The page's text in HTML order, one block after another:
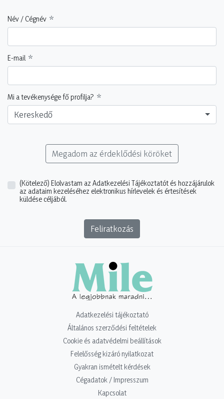
Név / Cégnév
E-mail
Mi a tevékenysége fő profilja?
Kereskedő
Megadom az érdeklődési köröket
(Kötelező) Elolvastam az Adatkezelési Tájékoztatót és hozzájárulok
az adataim kezeléséhez elektronikus hírlevelek és értesítések
küldése céljából.
Feliratkozás
Adatkezelési tájékoztató
Általános szerződési feltételek
Cookie és adatvédelmi beállítások
Felelősség kizáró nyilatkozat
Gyakran ismételt kérdések
Cégadatok / Impresszum
Kapcsolat